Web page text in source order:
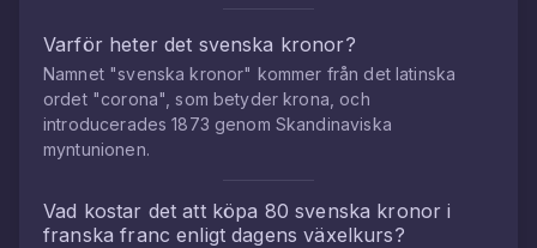
Varför heter det svenska kronor?
Namnet "svenska kronor" kommer från det latinska
ordet "corona", som betyder krona, och
introducerades 1873 genom Skandinaviska
myntunionen.
Vad kostar det att köpa 80svenska kronor i
franska franc enligt dagens växelkurs?